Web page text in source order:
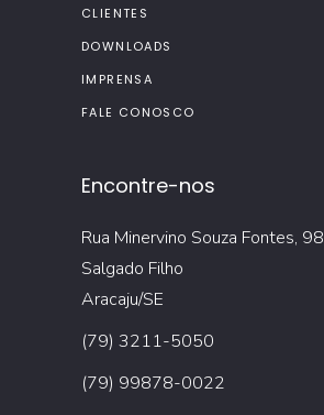
CLIENTES
DOWNLOADS
IMPRENSA
FALE CONOSCO
Encontre-nos
Rua Minervino Souza Fontes, 98
Salgado Filho
Aracaju/SE
(79) 3211-5050
(79) 99878-0022